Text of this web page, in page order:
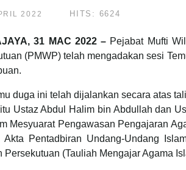
2022 HITS: 6624
31 MAC 2022 – Pejabat Mufti
(PMWP) telah mengadakan sesi
duga ini telah dijalankan secara atas
Ustaz Abdul Halim bin Abdullah dan
Mesyuarat Pengawasan Pengajaran
Akta Pentadbiran Undang-Undang
Persekutuan (Tauliah Mengajar Agama